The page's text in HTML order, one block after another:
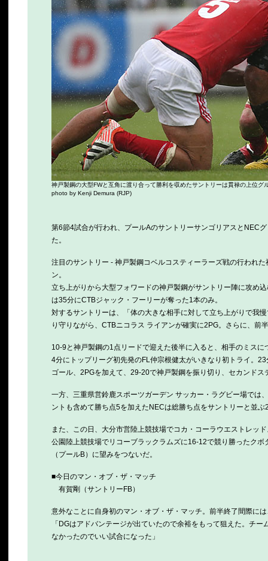
神戸製鋼の大型FWと互角に渡り合って勝利を収めたサントリーは貫禄の上位グ
photo by Kenji Demura (RJP)
第6節4試合が行われ、プールAのサントリーサンゴリアスとNEC
た。
注目のサントリー - 神戸製鋼コベルコスティーラーズ戦の行われ
ン。
立ち上がりから大型フォワードの神戸製鋼がサントリー陣に攻め
は35分にCTBジャック・フーリーが奪った1本のみ。
対するサントリーは、「体の大きな相手に対して立ち上がりで我
り守りながら、CTBニコラス ライアンが確実に2PG。さらに、前
10-9と神戸製鋼の1点リードで迎えた後半に入ると、相手のミス
4分にトップリーグ初先発のFL仲宗根健太がいきなり初トライ。
ゴール、2PGを加えて、29-20で神戸製鋼を振り切り、セカンド
一方、三重県営鈴鹿スポーツガーデン サッカー・ラグビー場で
ントも含めて勝ち点5を加えたNECは総勝ち点をサントリーと並
また、この日、大分市営陸上競技場でコカ・コーラウエストレッ
公園陸上競技場でリコーブラックラムズに16-12で競り勝ったク
（プールB）に望みをつないだ。
■今日のマン・オブ・ザ・マッチ
有賀剛（サントリーFB）
意外なことに自身初のマン・オブ・ザ・マッチ。前半終了間際に
「DGはアドバンテージが出ていたので余裕をもって狙えた。チ
なかったのでいい試合になった」